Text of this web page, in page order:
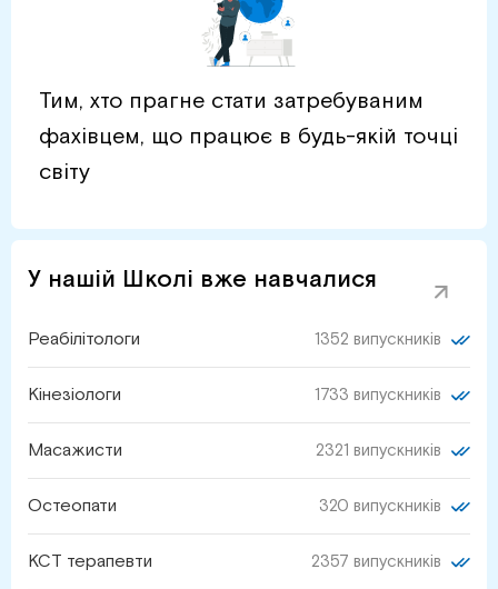
Тим, хто прагне стати затребуваним
фахівцем, що працює в будь-якій точці
світу
У нашій Школі вже навчалися
Реабілітологи 1352 випускників
Кінезіологи 1733 випускників
Масажисти 2321 випускників
Остеопати 320 випускників
КСТ терапевти 2357 випускників